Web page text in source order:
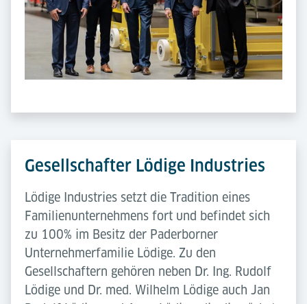
Gesellschafter Lödige Industries
Lödige Industries setzt die Tradition eines
Familienunternehmens fort und befindet sich
zu 100% im Besitz der Paderborner
Unternehmerfamilie Lödige. Zu den
Gesellschaftern gehören neben Dr. Ing. Rudolf
Lödige und Dr. med. Wilhelm Lödige auch Jan